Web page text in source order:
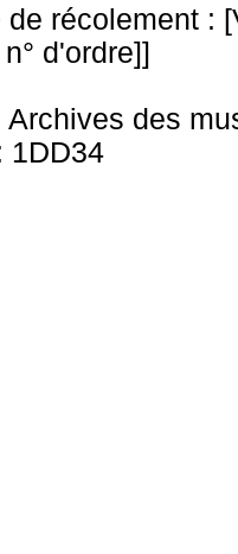
de récolement :
d'ordre]]
Archives des
1DD34